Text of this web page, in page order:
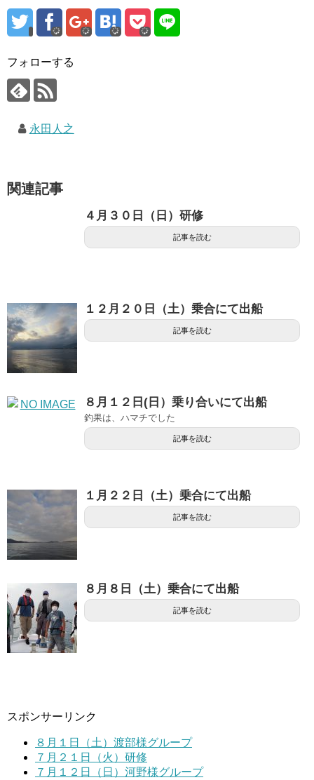
フォローする
永田人之
関連記事
４月３０日（日）研修
記事を読む
１２月２０日（土）乗合にて出船
記事を読む
８月１２日(日）乗り合いにて出船
釣果は、ハマチでした
記事を読む
１月２２日（土）乗合にて出船
記事を読む
８月８日（土）乗合にて出船
記事を読む
スポンサーリンク
８月１日（土）渡部様グループ
７月２１日（火）研修
７月１２日（日）河野様グループ